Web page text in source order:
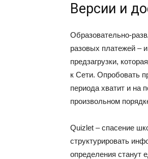
Версии и
Образовательно-
разовых платежей –
предзагрузки,
к Сети. Опробовать
периода хватит и на
произвольном
Quizlet – спасение
структурировать
определения станут